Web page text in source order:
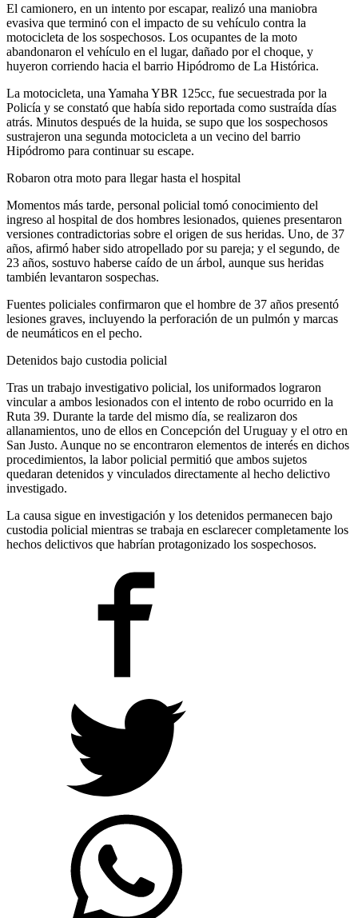
El camionero, en un intento por escapar, realizó una maniobra
evasiva que terminó con el impacto de su vehículo contra la
motocicleta de los sospechosos. Los ocupantes de la moto
abandonaron el vehículo en el lugar, dañado por el choque, y
huyeron corriendo hacia el barrio Hipódromo de La Histórica.
La motocicleta, una Yamaha YBR 125cc, fue secuestrada por la
Policía y se constató que había sido reportada como sustraída días
atrás. Minutos después de la huida, se supo que los sospechosos
sustrajeron una segunda motocicleta a un vecino del barrio
Hipódromo para continuar su escape.
Robaron otra moto para llegar hasta el hospital
Momentos más tarde, personal policial tomó conocimiento del
ingreso al hospital de dos hombres lesionados, quienes presentaron
versiones contradictorias sobre el origen de sus heridas. Uno, de 37
años, afirmó haber sido atropellado por su pareja; y el segundo, de
23 años, sostuvo haberse caído de un árbol, aunque sus heridas
también levantaron sospechas.
Fuentes policiales confirmaron que el hombre de 37 años presentó
lesiones graves, incluyendo la perforación de un pulmón y marcas
de neumáticos en el pecho.
Detenidos bajo custodia policial
Tras un trabajo investigativo policial, los uniformados lograron
vincular a ambos lesionados con el intento de robo ocurrido en la
Ruta 39. Durante la tarde del mismo día, se realizaron dos
allanamientos, uno de ellos en Concepción del Uruguay y el otro en
San Justo. Aunque no se encontraron elementos de interés en dichos
procedimientos, la labor policial permitió que ambos sujetos
quedaran detenidos y vinculados directamente al hecho delictivo
investigado.
La causa sigue en investigación y los detenidos permanecen bajo
custodia policial mientras se trabaja en esclarecer completamente los
hechos delictivos que habrían protagonizado los sospechosos.